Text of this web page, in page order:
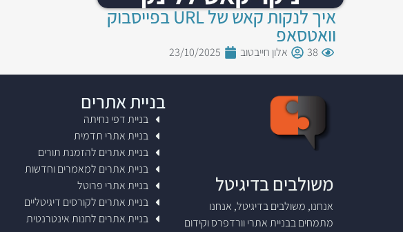
איך לנקות קאש של URL בפייסבוק
וואטסאפ
38 אלון חייבטוב 23/10/2025
משולבים בדיגיטל
אנחנו, משולבים בדיגיטל, אנחנו
מתמחים בבניית אתרי וורדפרס וקידום
בניית אתרים
בניית דפי נחיתה
בניית אתרי תדמית
בניית אתרים להזמנת תורים
בניית אתרים למאמרים וחדשות
בניית אתרי פרוטל
בניית אתרים לקורסים דיגיטליים
בניית אתרים לחנות אינטרנטית